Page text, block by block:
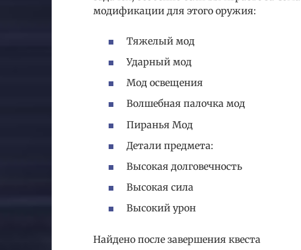
модификации для этого оружия:
Тяжелый мод
Ударный мод
Мод освещения
Волшебная палочка мод
Пиранья Мод
Детали предмета:
Высокая долговечность
Высокая сила
Высокий урон
Найдено после завершения квеста